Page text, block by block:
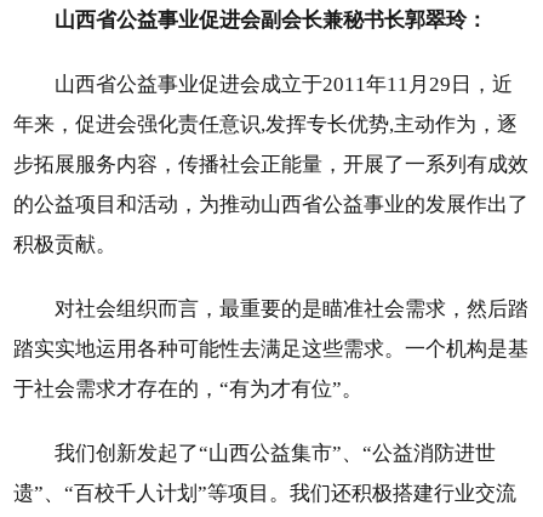
山西省公益事业促进会副会长兼秘书长郭翠玲：
山西省公益事业促进会成立于2011年11月29日，近
年来，促进会强化责任意识,发挥专长优势,主动作为，逐
步拓展服务内容，传播社会正能量，开展了一系列有成效
的公益项目和活动，为推动山西省公益事业的发展作出了
积极贡献。
对社会组织而言，最重要的是瞄准社会需求，然后踏
踏实实地运用各种可能性去满足这些需求。一个机构是基
于社会需求才存在的，“有为才有位”。
我们创新发起了“山西公益集市”、“公益消防进世
遗”、“百校千人计划”等项目。我们还积极搭建行业交流